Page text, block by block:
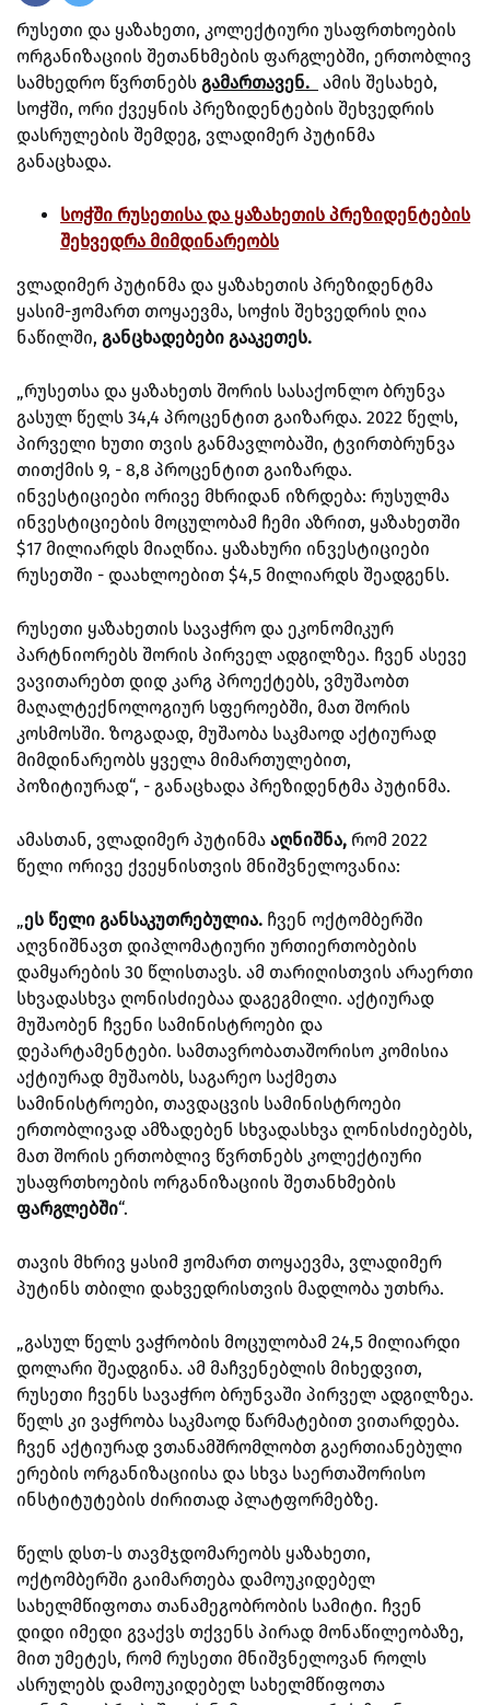
რუსეთი და ყაზახეთი, კოლექტიური უსაფრთხოების
ორგანიზაციის შეთანხმების ფარგლებში, ერთობლივ
სამხედრო წვრთნებს გამართავენ.
ამის შესახებ,
სოჭში, ორი ქვეყნის პრეზიდენტების შეხვედრის
დასრულების შემდეგ, ვლადიმერ პუტინმა
განაცხადა.
სოჭში რუსეთისა და ყაზახეთის პრეზიდენტების
შეხვედრა მიმდინარეობს
ვლადიმერ პუტინმა და ყაზახეთის პრეზიდენტმა
ყასიმ-ჟომართ თოყაევმა, სოჭის შეხვედრის ღია
ნაწილში, განცხადებები გააკეთეს.
„რუსეთსა და ყაზახეთს შორის სასაქონლო ბრუნვა
გასულ წელს 34,4 პროცენტით გაიზარდა. 2022 წელს,
პირველი ხუთი თვის განმავლობაში, ტვირთბრუნვა
თითქმის 9, - 8,8 პროცენტით გაიზარდა.
ინვესტიციები ორივე მხრიდან იზრდება: რუსულმა
ინვესტიციების მოცულობამ ჩემი აზრით, ყაზახეთში
$17 მილიარდს მიაღწია. ყაზახური ინვესტიციები
რუსეთში - დაახლოებით $4,5 მილიარდს შეადგენს.
რუსეთი ყაზახეთის სავაჭრო და ეკონომიკურ
პარტნიორებს შორის პირველ ადგილზეა. ჩვენ ასევე
ვავითარებთ დიდ კარგ პროექტებს, ვმუშაობთ
მაღალტექნოლოგიურ სფეროებში, მათ შორის
კოსმოსში. ზოგადად, მუშაობა საკმაოდ აქტიურად
მიმდინარეობს ყველა მიმართულებით,
პოზიტიურად“, - განაცხადა პრეზიდენტმა პუტინმა.
ამასთან, ვლადიმერ პუტინმა აღნიშნა, რომ 2022
წელი ორივე ქვეყნისთვის მნიშვნელოვანია:
ეს წელი განსაკუთრებულია. ჩვენ ოქტომბერში
აღვნიშნავთ დიპლომატიური ურთიერთობების
დამყარების 30 წლისთავს. ამ თარიღისთვის არაერთი
სხვადასხვა ღონისძიებაა დაგეგმილი. აქტიურად
მუშაობენ ჩვენი სამინისტროები და
დეპარტამენტები. სამთავრობათაშორისო კომისია
აქტიურად მუშაობს, საგარეო საქმეთა
სამინისტროები, თავდაცვის სამინისტროები
ერთობლივად ამზადებენ სხვადასხვა ღონისძიებებს,
მათ შორის ერთობლივ წვრთნებს კოლექტიური
უსაფრთხოების ორგანიზაციის შეთანხმების
ფარგლებში“.
თავის მხრივ ყასიმ ჟომართ თოყაევმა, ვლადიმერ
პუტინს თბილი დახვედრისთვის მადლობა უთხრა.
„გასულ წელს ვაჭრობის მოცულობამ 24,5 მილიარდი
დოლარი შეადგინა. ამ მაჩვენებლის მიხედვით,
რუსეთი ჩვენს სავაჭრო ბრუნვაში პირველ ადგილზეა.
წელს კი ვაჭრობა საკმაოდ წარმატებით ვითარდება.
ჩვენ აქტიურად ვთანამშრომლობთ გაერთიანებული
ერების ორგანიზაციისა და სხვა საერთაშორისო
ინსტიტუტების ძირითად პლატფორმებზე.
წელს დსთ-ს თავმჯდომარეობს ყაზახეთი,
ოქტომბერში გაიმართება დამოუკიდებელ
სახელმწიფოთა თანამეგობრობის სამიტი. ჩვენ
დიდი იმედი გვაქვს თქვენს პირად მონაწილეობაზე,
მით უმეტეს, რომ რუსეთი მნიშვნელოვან როლს
ასრულებს დამოუკიდებელ სახელმწიფოთა